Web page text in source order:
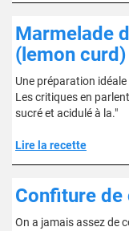
Marmelade
(lemon curd)
Une préparation
Les critiques en
sucré et acidulé à la."
Lire la recette
Confiture
On a jamais assez de